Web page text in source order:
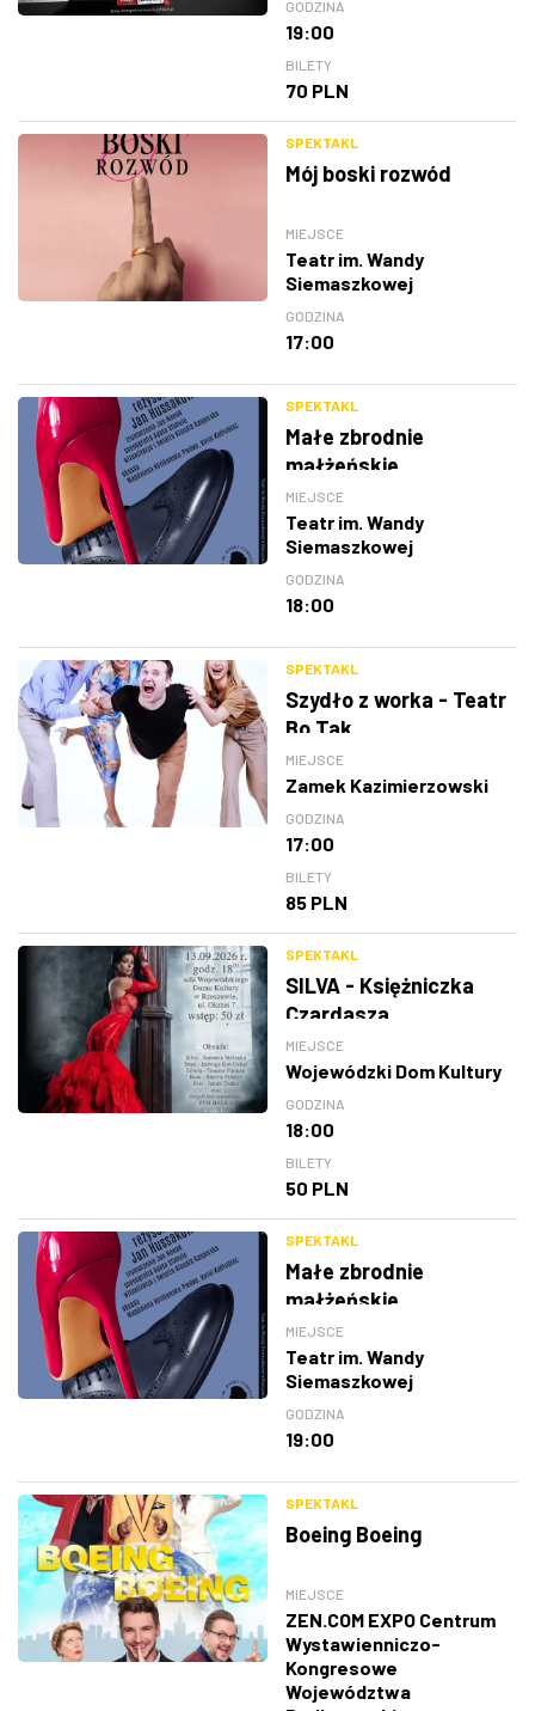
GODZINA
19:00
BILETY
70 PLN
SPEKTAKL
Mój boski rozwód
MIEJSCE
Teatr im. Wandy
Siemaszkowej
GODZINA
17:00
SPEKTAKL
Małe zbrodnie
małżeńskie
MIEJSCE
Teatr im. Wandy
Siemaszkowej
GODZINA
18:00
SPEKTAKL
Szydło z worka - Teatr
Bo Tak
MIEJSCE
Zamek Kazimierzowski
GODZINA
17:00
BILETY
85 PLN
SPEKTAKL
SILVA - Księżniczka
Czardasza
MIEJSCE
Wojewódzki Dom Kultury
GODZINA
18:00
BILETY
50 PLN
SPEKTAKL
Małe zbrodnie
małżeńskie
MIEJSCE
Teatr im. Wandy
Siemaszkowej
GODZINA
19:00
SPEKTAKL
Boeing Boeing
MIEJSCE
ZEN.COM EXPO Centrum
Wystawienniczo-
Kongresowe
Województwa